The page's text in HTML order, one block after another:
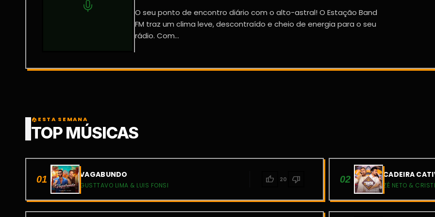
O seu ponto de encontro diário com o alto-astral! O Estação Band
FM traz um clima leve, descontraído e cheio de energia para o seu
rádio. Com...
local_fire_department ESTA SEMANA
TOP MÚSICAS
01 VAGABUNDO
GUSTTAVO LIMA & LUIS FONSI
thumb_up 20 thumb_down 02 CADEIRA
ZÉ NETO &